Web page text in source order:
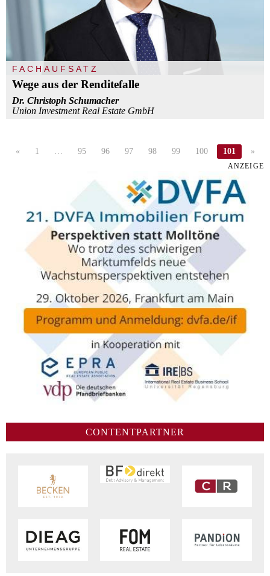
FACHAUFSATZ
Wege aus der Renditefalle
Dr. Christoph Schumacher
Union Investment Real Estate GmbH
« 1 95 96 97 98 99 100 101 »
ANZEIGE
CONTENTPARTNER